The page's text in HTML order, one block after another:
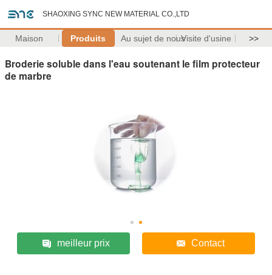
SHAOXING SYNC NEW MATERIAL CO.,LTD
Maison Produits Au sujet de nousVisite d'usine >>
Broderie soluble dans l'eau soutenant le film protecteur
de marbre
meilleur prix Contact